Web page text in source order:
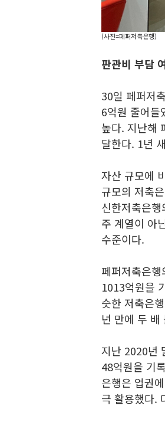
(사진=페퍼저축은행)
판관비 부담
30일 페퍼저
6억원 줄어들
높다. 지난해
달한다. 1년
자산 규모에
규모의 저축
신한저축은
주 계열이 아
수준이다.
페퍼저축은
1013억원을
슷한 저축은
년 만에 두 배
지난 2020년
48억원을 기
은행은 업권
극 활용했다.